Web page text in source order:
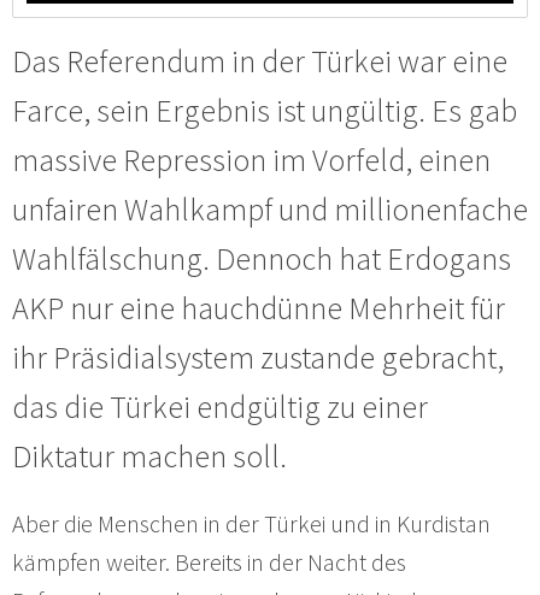
Das Referendum in der Türkei war eine
Farce, sein Ergebnis ist ungültig. Es gab
massive Repression im Vorfeld, einen
unfairen Wahlkampf und millionenfache
Wahlfälschung. Dennoch hat Erdogans
AKP nur eine hauchdünne Mehrheit für
ihr Präsidialsystem zustande gebracht,
das die Türkei endgültig zu einer
Diktatur machen soll.
Aber die Menschen in der Türkei und in Kurdistan
kämpfen weiter. Bereits in der Nacht des